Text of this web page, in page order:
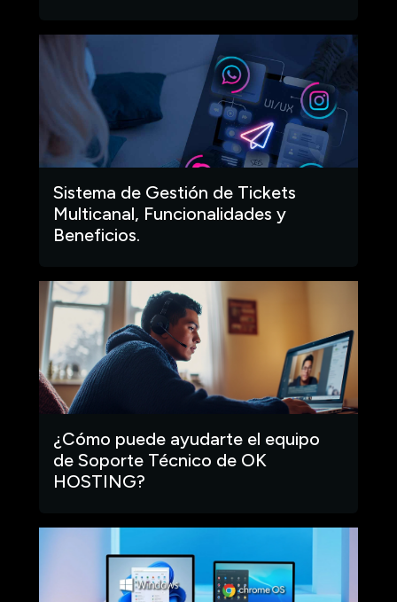
Sistema de Gestión de Tickets
Multicanal, Funcionalidades y
Beneficios.
¿Cómo puede ayudarte el equipo
de Soporte Técnico de OK
HOSTING?